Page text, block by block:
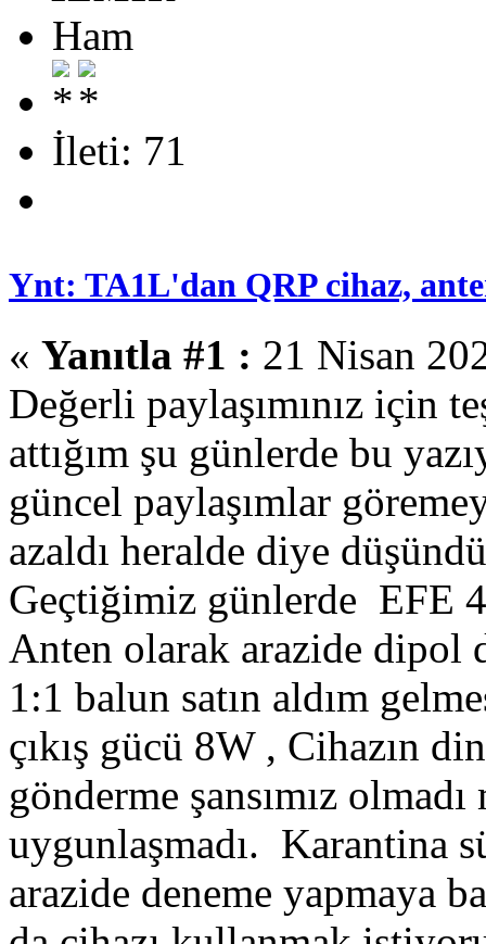
Ham
İleti: 71
Ynt: TA1L'dan QRP cihaz,
« Yanıtla #1 : 21 Nisan
Değerli paylaşımınız için
attığım şu günlerde bu
güncel paylaşımlar
azaldı heralde diye
Geçtiğimiz günlerde EFE
Anten olarak arazide dipol
1:1 balun satın aldım
çıkış gücü 8W , Cihazın
gönderme şansımız
uygunlaşmadı. Karantina
arazide deneme yapmaya